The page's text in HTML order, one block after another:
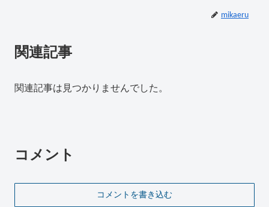
mikaeru
関連記事
関連記事は見つかりませんでした。
コメント
コメントを書き込む